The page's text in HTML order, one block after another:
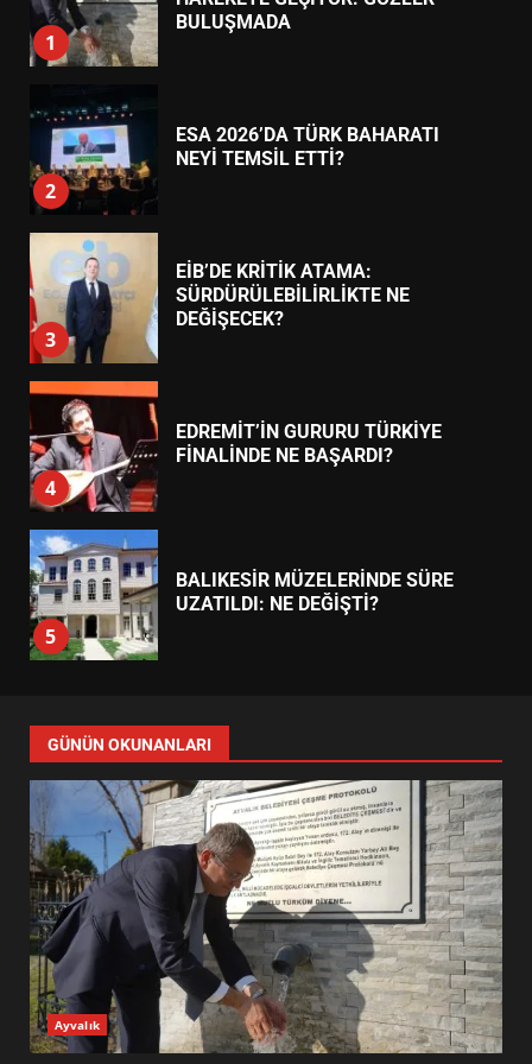
TREND HABERLER
7
1
HAREKETE GEÇİYOR: GÖZLER
BULUŞMADA
ESA 2026’DA TÜRK BAHARATI
NEYİ TEMSİL ETTİ?
3
SÜRDÜRÜLEBİLİRLİKTE NE
DEĞİŞECEK?
4
FİNALİNDE NE BAŞARDI?
5
UZATILDI: NE DEĞİŞTİ?
6
BURHANİYE SATRANÇ
TURNUVASI KAYITLARI NEYİ
DEĞİŞTİRİYOR?
7
BURHANİYE BELEDİYESPOR’DA
YENİ YÖNETİM NASIL
ŞEKİLLENDİ?
GÜNÜN OKUNANLARI